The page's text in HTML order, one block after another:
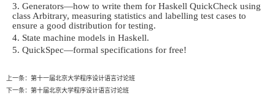
3. Generators—how to write them for Haskell QuickCheck using
class Arbitrary, measuring statistics and labelling test cases to
ensure a good distribution for testing.
4. State machine models in Haskell.
5. QuickSpec—formal specifications for free!
上一条： 第十一届北京大学程序设计语言讨论班
下一条： 第十届北京大学程序设计语言讨论班